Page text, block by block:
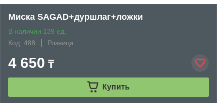
Миска SAGAD+дуршлаг+ложки
В наличии 139 ед.
Код: 488
Розница
4 650 ₸
Купить